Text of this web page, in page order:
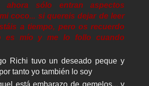
ahora sólo entran aspectos
coco... si quereis dejar de leer
a tiempo, pero os recuerdo
es mío y me lo follo cuando
Richi tuvo un deseado peque y
tanto yo también lo soy